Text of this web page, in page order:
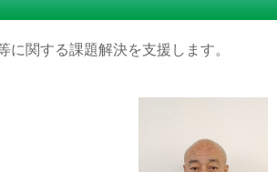
に関する課題解決を支援します。